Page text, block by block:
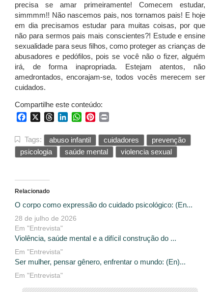
precisa se amar primeiramente! Comecem estudar,
simmmm!! Não nascemos pais, nos tornamos pais! E hoje
em dia precisamos estudar para muitas coisas, por que
não para sermos pais mais conscientes?! Estude e ensine
sexualidade para seus filhos, como proteger as crianças de
abusadores e pedófilos, pois se você não o fizer, alguém
irá, de forma inapropriada. Estejam atentos, não
amedrontados, encorajam-se, todos vocês merecem ser
cuidados.
Compartilhe este conteúdo:
FacebookThreadsLinkedInWhatsApp
Pinterest
Tags: abuso infantil cuidadores
prevenção
psicologia
saúde mental violencia sexual
Relacionado
O corpo como expressão do cuidado psicológico: (En...
28 de julho de 2026
Em "Entrevista"
Violência, saúde mental e a difícil construção do ...
Em "Entrevista"
Ser mulher, pensar gênero, enfrentar o mundo: (En)...
Em "Entrevista"